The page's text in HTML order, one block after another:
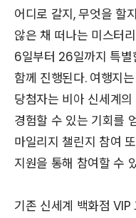
어디로 갈지, 무엇을 할
않은 채 떠나는 미스터
6일부터 26일까지 특별
함께 진행된다. 여행지
당첨자는 비아 신세계
경험할 수 있는 기회를
마일리지 챌린지 참여
지원을 통해 참여할 수
기존 신세계 백화점